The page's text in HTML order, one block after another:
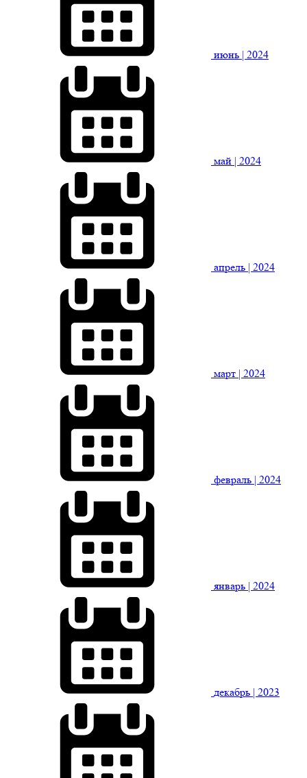
июнь | 2024
май | 2024
апрель | 2024
март | 2024
февраль | 2024
январь | 2024
декабрь | 2023